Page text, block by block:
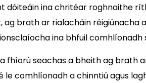
dóiteáin ina chritéar roghnaithe
brath ar rialacháin réigiúnacha
ina bhfuil
seachas a bheith ag brath
comhlíonadh a chinntiú agus